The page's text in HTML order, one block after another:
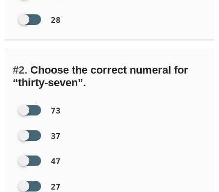
28
#2. Choose the correct numeral for
“thirty-seven”.
73
37
47
27